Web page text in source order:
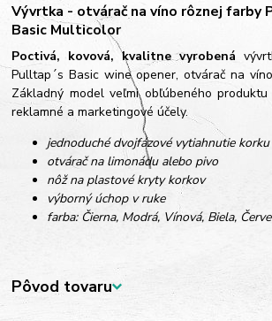
Vývrtka - otvárač na víno rôznej
Basic Multicolor
Poctivá, kovová, kvalitne vyrobená
Pulltap´s Basic wine opener, otvárač na
Základný model veľmi obľúbeného
reklamné a marketingové účely.
jednoduché dvojfázové vytiahnutie korku
otvárač na limonádu alebo pivo
nôž na plastové kryty korkov
výborný úchop v ruke
farba: Čierna, Modrá, Vínová, Biela,
Pôvod tovaru